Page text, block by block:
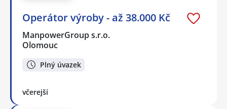
Operátor výroby - až 38.000 Kč
ManpowerGroup s.r.o.
Olomouc
Plný úvazek
včerejší